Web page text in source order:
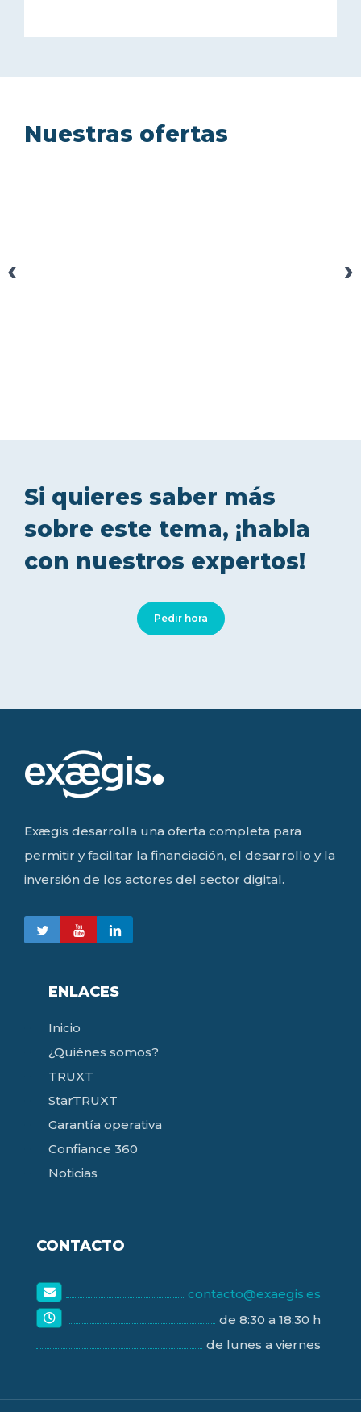
Nuestras ofertas
‹ ›
Pedir hora
Si quieres saber más
sobre este tema, ¡habla
con nuestros expertos!
Exægis desarrolla una oferta completa para
permitir y facilitar la financiación, el desarrollo y la
inversión de los actores del sector digital.
ENLACES
Inicio
¿Quiénes somos?
TRUXT
StarTRUXT
Garantía operativa
Confiance 360
Noticias
CONTACTO
contacto@exaegis.es
de 8:30 a 18:30 h
de lunes a viernes